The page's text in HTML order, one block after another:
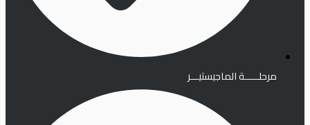
مرحلـــــة الماجيستيـــر